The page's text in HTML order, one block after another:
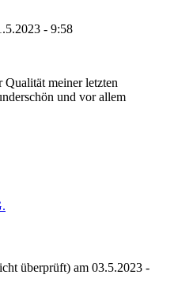
- 9:58
meiner letzten
und vor allem
überprüft) am 03.5.2023 -